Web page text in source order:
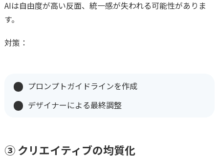
AIは自由度が高い反面、統一感が失われる可能性がありま
す。
対策：
プロンプトガイドラインを作成
デザイナーによる最終調整
③ クリエイティブの均質化